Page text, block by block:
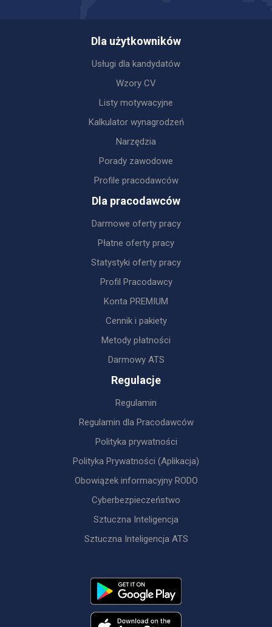
Dla użytkowników
Usługi dla kandydatów
Wzory CV
Listy motywacyjne
Kalkulator wynagrodzeń
Narzędzia
Porady zawodowe
Profile pracodawców
Dla pracodawców
Darmowe oferty pracy
Płatne oferty pracy
Statystyki oferty pracy
Profil Pracodawcy
Konta PREMIUM
Cennik i pakiety
Metody płatności
Darmowy ATS
Regulacje
Regulamin
Regulamin dla Pracodawców
Polityka prywatności
Polityka Prywatności (Aplikacja)
Obowiązek informacyjny RODO
Cyberbezpieczeństwo
Sztuczna Inteligencja
Sztuczna Inteligencja ATS